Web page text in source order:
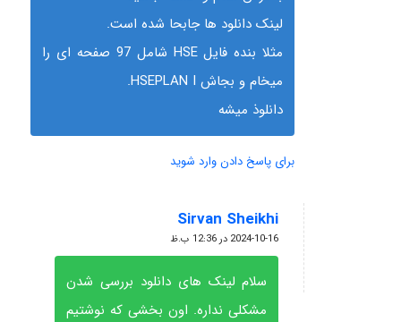
لینک دانلود ها جابحا شده است.
مثلا بنده فایل HSE شامل 97 صفحه ای را
میخام و بجاش HSEPLAN I.
دانلوذ میشه
برای پاسخ دادن وارد شوید
Sirvan Sheikhi
گفته:
2024-10-16 در 12:36 ب.ظ
سلام لینک های دانلود بررسی شدن
مشکلی نداره. اون بخشی که نوشتیم